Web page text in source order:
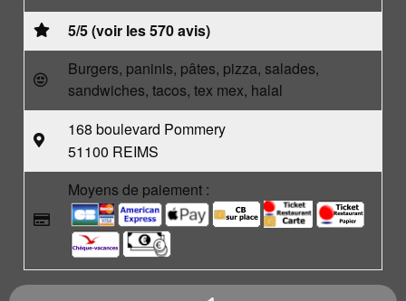
5/5 (voir les 570 avis)
Burgers, paninis, pâtes, pizza, salades,
sandwiches, tacos, tex mex, halal
168 boulevard Pommery
51100 REIMS
Moyens de paiement :